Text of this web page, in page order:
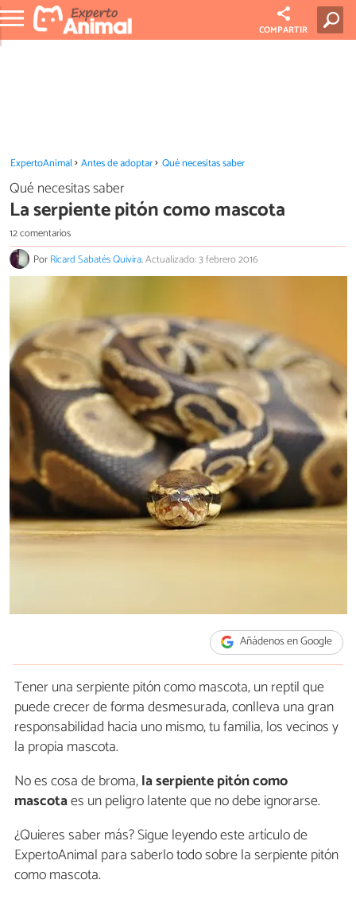
COMPARTIR
ExpertoAnimal Antes de adoptar Qué necesitas saber
Qué necesitas saber
La serpiente pitón como mascota
12 comentarios
PorRicard Sabatés Quivira.Actualizado: 3 febrero 2016
Añádenos en Google
Tener una serpiente pitón como mascota, un reptil que
puede crecer de forma desmesurada, conlleva una gran
responsabilidad hacia uno mismo, tu familia, los vecinos y
la propia mascota.
No es cosa de broma,la serpiente pitón como
mascotaes un peligro latente que no debe ignorarse.
¿Quieres saber más? Sigue leyendo este artículo de
ExpertoAnimal para saberlo todo sobre la serpiente pitón
como mascota.